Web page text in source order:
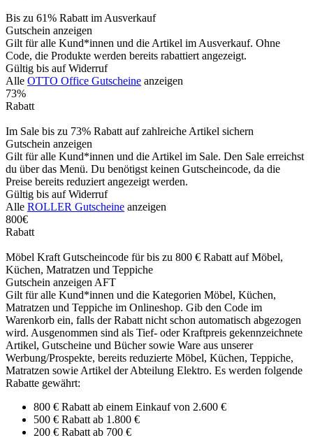
Bis zu 61% Rabatt im Ausverkauf
Gutschein anzeigen
Gilt für alle Kund*innen und die Artikel im Ausverkauf. Ohne
Code, die Produkte werden bereits rabattiert angezeigt.
Gültig bis auf Widerruf
Alle OTTO Office Gutscheine anzeigen
73%
Rabatt
Im Sale bis zu 73% Rabatt auf zahlreiche Artikel sichern
Gutschein anzeigen
Gilt für alle Kund*innen und die Artikel im Sale. Den Sale erreichst
du über das Menü. Du benötigst keinen Gutscheincode, da die
Preise bereits reduziert angezeigt werden.
Gültig bis auf Widerruf
Alle ROLLER Gutscheine anzeigen
800€
Rabatt
Möbel Kraft Gutscheincode für bis zu 800 € Rabatt auf Möbel,
Küchen, Matratzen und Teppiche
Gutschein anzeigenAFT
Gilt für alle Kund*innen und die Kategorien Möbel, Küchen,
Matratzen und Teppiche im Onlineshop. Gib den Code im
Warenkorb ein, falls der Rabatt nicht schon automatisch abgezogen
wird. Ausgenommen sind als Tief- oder Kraftpreis gekennzeichnete
Artikel, Gutscheine und Bücher sowie Ware aus unserer
Werbung/Prospekte, bereits reduzierte Möbel, Küchen, Teppiche,
Matratzen sowie Artikel der Abteilung Elektro. Es werden folgende
Rabatte gewährt:
800 € Rabatt ab einem Einkauf von 2.600 €
500 € Rabatt ab 1.800 €
200 € Rabatt ab 700 €